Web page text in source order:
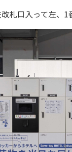
札口入って左、